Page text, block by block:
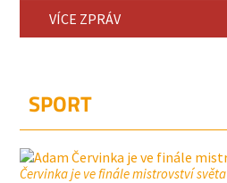
VÍCE ZPRÁV
SPORT
Červinka je ve finále mistrovství světa